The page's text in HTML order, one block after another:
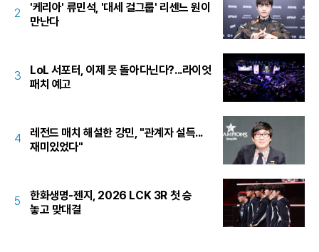
2
'케리아' 류민석, '대세 걸그룹' 리센느 원이
만난다
3
LoL 서포터, 이제 못 돌아다닌다?...라이엇
패치 예고
4
레전드 매치 해설한 강민, "관계자 설득...
재미있었다"
5
한화생명-젠지, 2026 LCK 3R 첫 승
놓고 맞대결